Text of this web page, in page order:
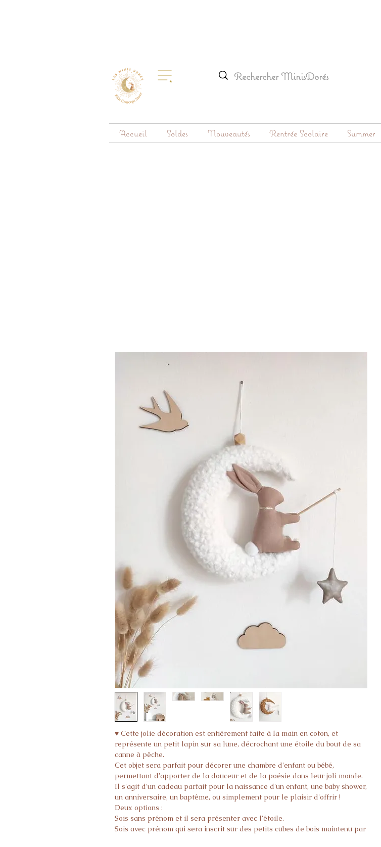
Accueil Soldes Nouveautés Rentrée Scolaire Summer
♥ Cette jolie décoration est entièrement faite à la main en coton, et
représente un petit lapin sur sa lune, décrochant une étoile du bout de sa
canne à pêche.
Cet objet sera parfait pour décorer une chambre d'enfant ou bébé,
permettant d'apporter de la douceur et de la poésie dans leur joli monde.
Il s'agit d'un cadeau parfait pour la naissance d'un enfant, une baby shower,
un anniversaire, un baptême, ou simplement pour le plaisir d'offrir !
Deux options :
Sois sans prénom et il sera présenter avec l’étoile.
Sois avec prénom qui sera inscrit sur des petits cubes de bois maintenu par